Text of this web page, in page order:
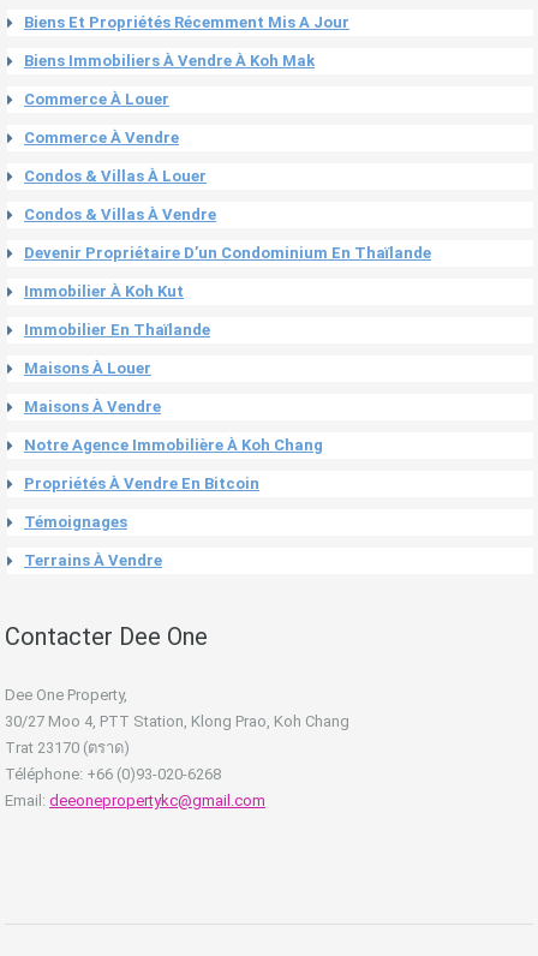
Biens Et Propriétés Récemment Mis A Jour
Biens Immobiliers À Vendre À Koh Mak
Commerce À Louer
Commerce À Vendre
Condos & Villas À Louer
Condos & Villas À Vendre
Devenir Propriétaire D’un Condominium En Thaïlande
Immobilier À Koh Kut
Immobilier En Thaïlande
Maisons À Louer
Maisons À Vendre
Notre Agence Immobilière À Koh Chang
Propriétés À Vendre En Bitcoin
Témoignages
Terrains À Vendre
Contacter Dee One
Dee One Property,
30/27 Moo 4, PTT Station, Klong Prao, Koh Chang
Trat 23170 (ตราด)
Téléphone: +66 (0)93-020-6268
Email: deeonepropertykc@gmail.com